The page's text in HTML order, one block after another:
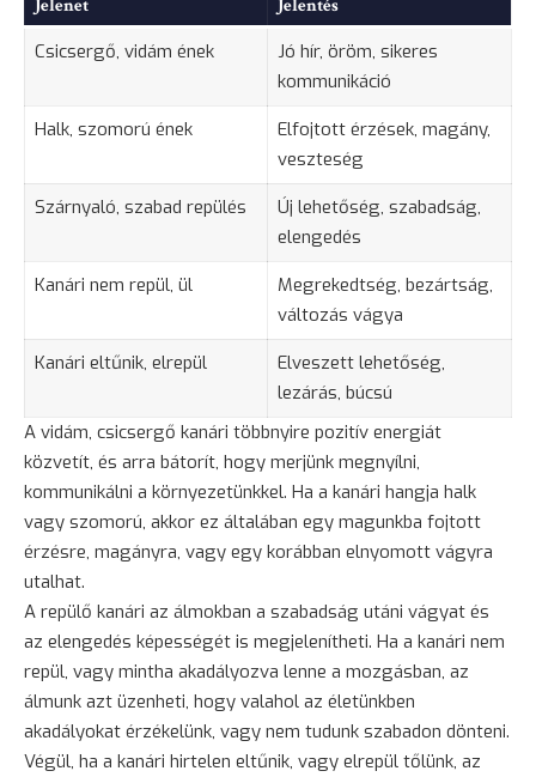
Jelenet Jelentés
Csicsergő, vidám ének
Jó hír, öröm, sikeres
kommunikáció
Halk, szomorú ének
Elfojtott érzések, magány,
veszteség
Szárnyaló, szabad repülés
Új lehetőség, szabadság,
elengedés
Kanári nem repül, ül
Megrekedtség, bezártság,
változás vágya
Kanári eltűnik, elrepül
Elveszett lehetőség,
lezárás, búcsú
A vidám, csicsergő kanári többnyire pozitív energiát
közvetít, és arra bátorít, hogy merjünk megnyílni,
kommunikálni a környezetünkkel. Ha a kanári hangja halk
vagy szomorú, akkor ez általában egy magunkba fojtott
érzésre, magányra, vagy egy korábban elnyomott vágyra
utalhat.
A repülő kanári az álmokban a szabadság utáni vágyat és
az elengedés képességét is megjelenítheti. Ha a kanári nem
repül, vagy mintha akadályozva lenne a mozgásban, az
álmunk azt üzenheti, hogy valahol az életünkben
akadályokat érzékelünk, vagy nem tudunk szabadon dönteni.
Végül, ha a kanári hirtelen eltűnik, vagy elrepül tőlünk, az